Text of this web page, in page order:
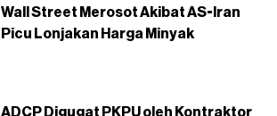
Wall Street Merosot Akibat AS-Iran
Picu Lonjakan Harga Minyak
ADCP Digugat PKPU oleh Kontraktor